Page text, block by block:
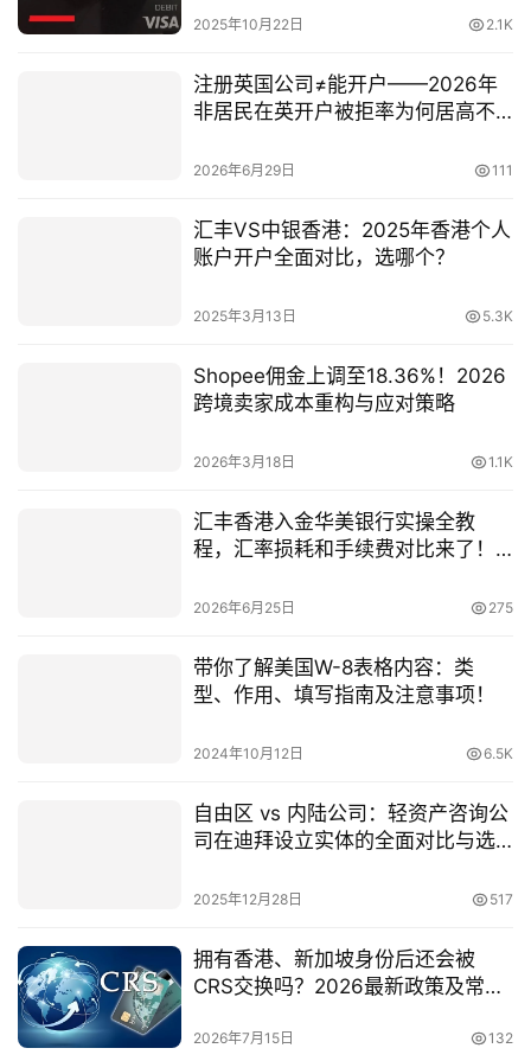
2025年10月22日 2.1K
注册英国公司≠能开户——2026年
非居民在英开户被拒率为何居高不
2026年6月29日 111
汇丰VS中银香港：2025年香港个人
账户开户全面对比，选哪个？
2025年3月13日 5.3K
Shopee佣金上调至18.36%！2026
跨境卖家成本重构与应对策略
2026年3月18日 1.1K
汇丰香港入金华美银行实操全教
程，汇率损耗和手续费对比来了！
2026年6月25日 275
带你了解美国W-8表格内容：类
型、作用、填写指南及注意事项！
2024年10月12日 6.5K
自由区 vs 内陆公司：轻资产咨询公
司在迪拜设立实体的全面对比与选
2025年12月28日 517
拥有香港、新加坡身份后还会被
CRS交换吗？2026最新政策及常见
2026年7月15日 132